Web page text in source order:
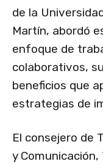
de la
Martín, abordó
enfoque de
colaborativos,
beneficios que
estrategias de
El consejero de
y Comunicación,